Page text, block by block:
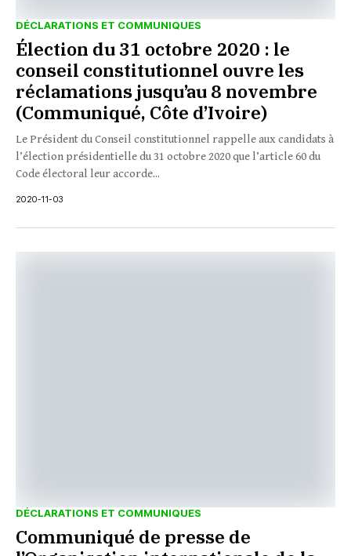
DÉCLARATIONS ET COMMUNIQUES
Élection du 31 octobre 2020 : le
conseil constitutionnel ouvre les
réclamations jusqu’au 8 novembre
(Communiqué, Côte d’Ivoire)
Le Président du Conseil constitutionnel rappelle aux candidats à
l’élection présidentielle du 31 octobre 2020 que l’article 60 du
Code électoral leur accorde...
2020-11-03
DÉCLARATIONS ET COMMUNIQUES
Communiqué de presse de